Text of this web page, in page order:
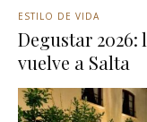
ESTILO DE VIDA
Degustar
vuelve a Salta